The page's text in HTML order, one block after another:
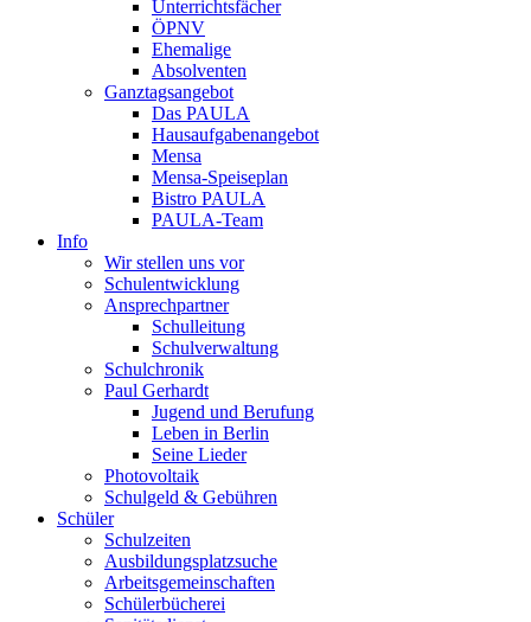
Unterrichtsfächer
ÖPNV
Ehemalige
Absolventen
Ganztagsangebot
Das PAULA
Hausaufgabenangebot
Mensa
Mensa-Speiseplan
Bistro PAULA
PAULA-Team
Info
Wir stellen uns vor
Schulentwicklung
Ansprechpartner
Schulleitung
Schulverwaltung
Schulchronik
Paul Gerhardt
Jugend und Berufung
Leben in Berlin
Seine Lieder
Photovoltaik
Schulgeld & Gebühren
Schüler
Schulzeiten
Ausbildungsplatzsuche
Arbeitsgemeinschaften
Schülerbücherei